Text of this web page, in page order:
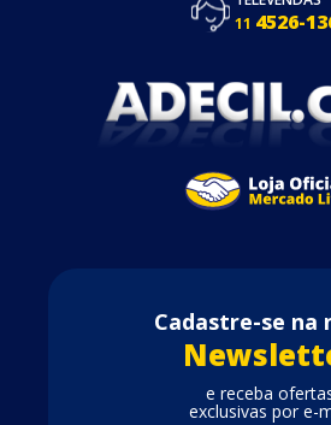
11 4526-
Cadastre-se na
e receba
exclusivas por e-